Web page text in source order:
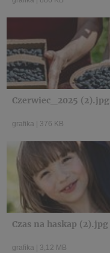
Czerwiec_2025 (2).jpg
grafika 376 KB
Czas na haskap (2).jpg
grafika 3,12 MB